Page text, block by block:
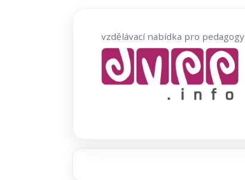
vzdělávací nabídka pro pedagogy